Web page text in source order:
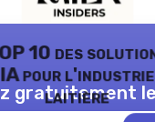
10 des
IA pour l'industrie
laitière
gratuitement